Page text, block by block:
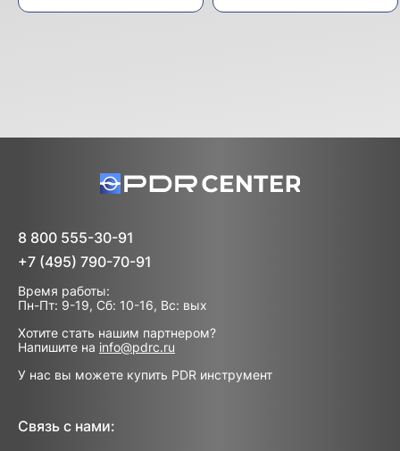
8 800 555-30-91
+7 (495) 790-70-91
Время работы:
Пн-Пт: 9-19, Сб: 10-16, Вс: вых
Хотите стать нашим партнером?
Напишите на info@pdrc.ru
У нас вы можете купить PDR инструмент
Связь с нами: